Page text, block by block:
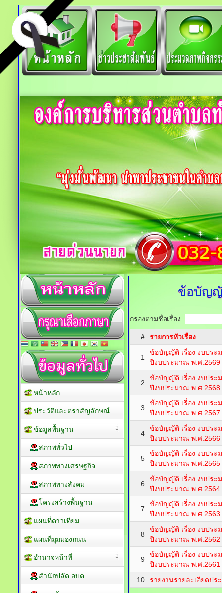
loading images: 0/10
ข้อบัญ
กรองตามชื่อเรื่อง
# รายการหัวเรื่อง
1
ข้อบัญญัติ เรื่อง งบประ
ปีงบประมาณ พ.ศ.2569
2
ข้อบัญญัติ เรื่อง งบประ
ปีงบประมาณ พ.ศ.2568
3
ข้อบัญญัติ เรื่อง งบประ
ปีงบประมาณ พ.ศ.2567
4
ข้อบัญญัติ เรื่อง งบประ
ปีงบประมาณ พ.ศ.2566
5
ข้อบัญญัติ เรื่อง งบประ
ปีงบประมาณ พ.ศ.2565
6
ข้อบัญญัติ เรื่อง งบประ
ปีงบประมาณ พ.ศ.2564
7
ข้อบัญญัติ เรื่อง งบประ
ปีงบประมาณ พ.ศ.2563
8
ข้อบัญญัติ เรื่อง งบประ
ปีงบประมาณ พ.ศ.2562
9
ข้อบัญญัติ เรื่อง งบประ
ปีงบประมาณ พ.ศ.2561
หน้าหลัก
ประวัติและตราสัญลักษณ์
ข้อมูลพื้นฐาน
สภาพทั่วไป
สภาพทางเศรษฐกิจ
สภาพทางสังคม
โครงสร้างพื้นฐาน
แผนที่ดาวเทียม
แผนที่มุมมองถนน
อำนาจหน้าที่